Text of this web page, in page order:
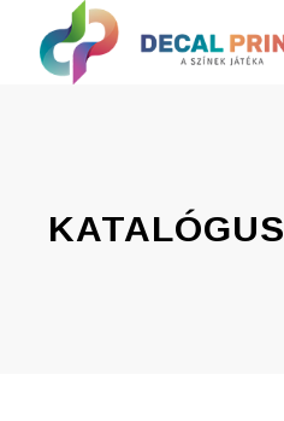
KATALÓGUS